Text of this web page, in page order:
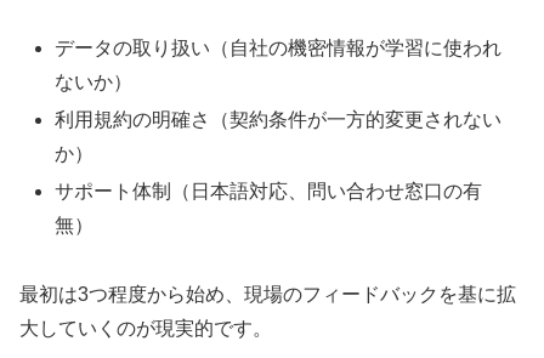
データの取り扱い（自社の機密情報が学習に使われ
ないか）
利用規約の明確さ（契約条件が一方的変更されない
か）
サポート体制（日本語対応、問い合わせ窓口の有
無）
最初は3つ程度から始め、現場のフィードバックを基に拡
大していくのが現実的です。